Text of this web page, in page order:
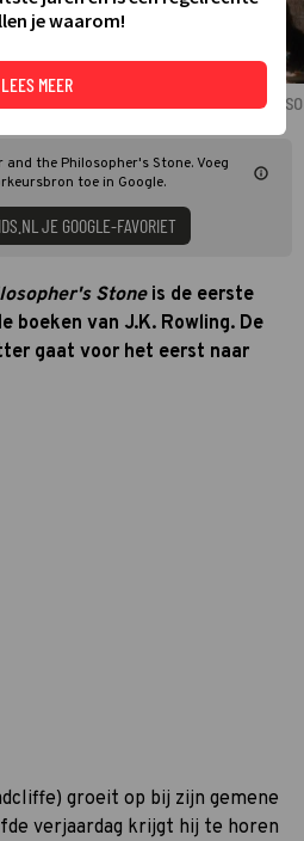
in Harry Potter and the
the Philosopher's Stone. Voeg
toe in Google.
JE GOOGLE-FAVORIET
Stone is de eerste
boeken van J.K. Rowling. De
gaat voor het eerst naar
groeit op bij zijn gemene
verjaardag krijgt hij te horen
je waarom!
LEES MEER